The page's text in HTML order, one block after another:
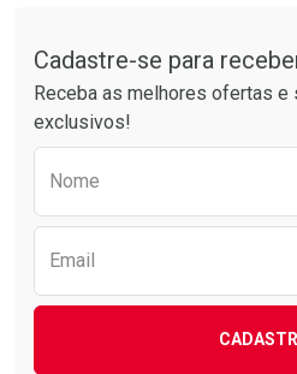
Cadastre-se para
Receba as melhores ofertas e
exclusivos!
Nome
Email